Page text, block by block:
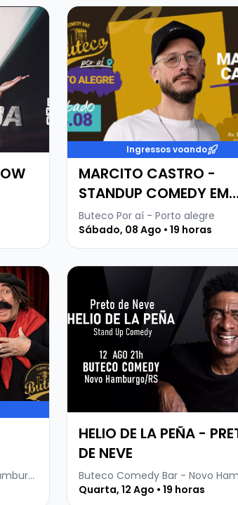
- SHOW SOLOVeja mais sobre MARCITO
Ingressos voando
MARCITO CASTRO -
STANDUP COMEDY EM
PORTO ALEGRE
Buteco Por aí - Porto alegre
Sábado, 08 Ago • 19 horas
Buteco Comedy Bar - Novo Hamburgo
Veja mais sobre HELIO DE LA
HELIO DE LA PEÑA -
DE NEVE
Quarta, 12 Ago • 19 horas